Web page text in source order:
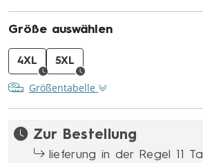
Größe auswählen
4XL 5XL
Größentabelle
Zur Bestellung
lieferung in der Regel 11